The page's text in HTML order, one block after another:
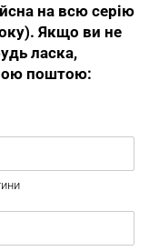
на всю серію
Якщо ви не
ласка,
поштою: